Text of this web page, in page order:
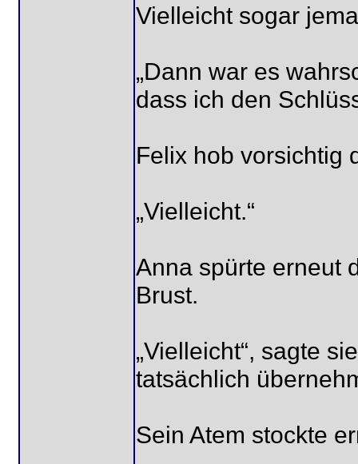
Vielleicht sogar
„Dann war es
dass ich den
Felix hob vorsichtig
„Vielleicht.“
Anna spürte erneut
Brust.
„Vielleicht“, sagte
tatsächlich
Sein Atem stockte